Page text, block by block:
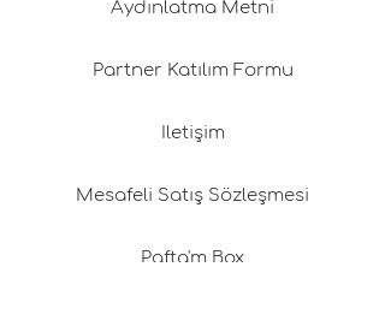
Aydınlatma Metni
Partner Katılım Formu
İletişim
Mesafeli Satış Sözleşmesi
Pafta'm Box